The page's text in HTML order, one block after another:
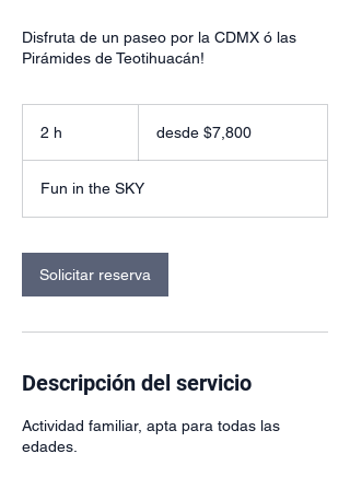
Disfruta de un paseo por la CDMX ó las
Pirámides de Teotihuacán!
2 h desde $7,800
Fun in the SKY
Solicitar reserva
Descripción del servicio
Actividad familiar, apta para todas las
edades.